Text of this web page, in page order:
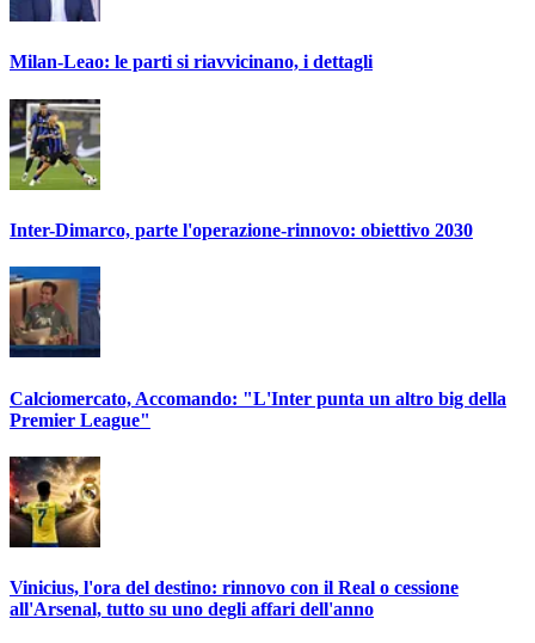
Milan-Leao: le parti si riavvicinano, i dettagli
Inter-Dimarco, parte l'operazione-rinnovo: obiettivo 2030
Calciomercato, Accomando: "L'Inter punta un altro big della
Premier League"
Vinicius, l'ora del destino: rinnovo con il Real o cessione
all'Arsenal, tutto su uno degli affari dell'anno